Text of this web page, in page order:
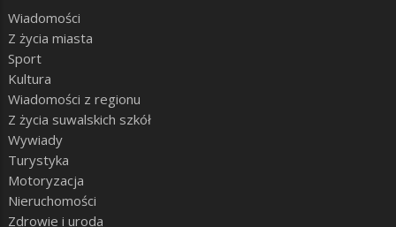
Wiadomości
Z życia miasta
Sport
Kultura
Wiadomości z regionu
Z życia suwalskich szkół
Wywiady
Turystyka
Motoryzacja
Nieruchomości
Zdrowie i uroda